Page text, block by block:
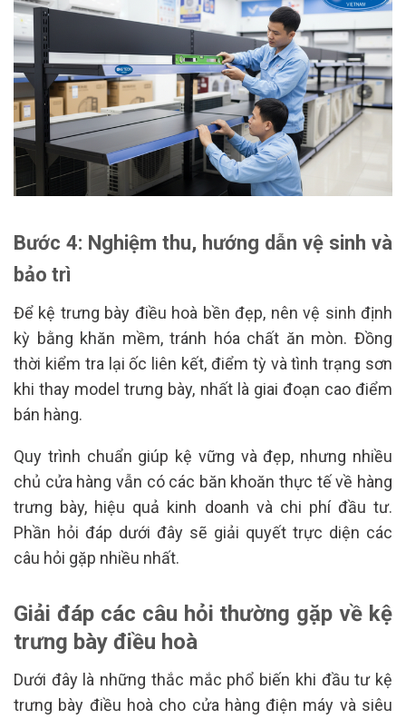
Bước 4: Nghiệm thu, hướng dẫn vệ sinh và
bảo trì
Để kệ trưng bày điều hoà bền đẹp, nên vệ sinh định
kỳ bằng khăn mềm, tránh hóa chất ăn mòn. Đồng
thời kiểm tra lại ốc liên kết, điểm tỳ và tình trạng sơn
khi thay model trưng bày, nhất là giai đoạn cao điểm
bán hàng.
Quy trình chuẩn giúp kệ vững và đẹp, nhưng nhiều
chủ cửa hàng vẫn có các băn khoăn thực tế về hàng
trưng bày, hiệu quả kinh doanh và chi phí đầu tư.
Phần hỏi đáp dưới đây sẽ giải quyết trực diện các
câu hỏi gặp nhiều nhất.
Giải đáp các câu hỏi thường gặp về kệ
trưng bày điều hoà
Dưới đây là những thắc mắc phổ biến khi đầu tư kệ
trưng bày điều hoà cho cửa hàng điện máy và siêu